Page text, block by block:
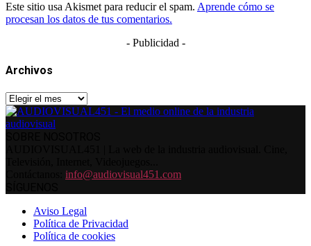
Este sitio usa Akismet para reducir el spam. Aprende cómo se
procesan los datos de tus comentarios.
- Publicidad -
Archivos
Archivos
info@audiovisual451.com
Aviso Legal
Política de Privacidad
Política de cookies